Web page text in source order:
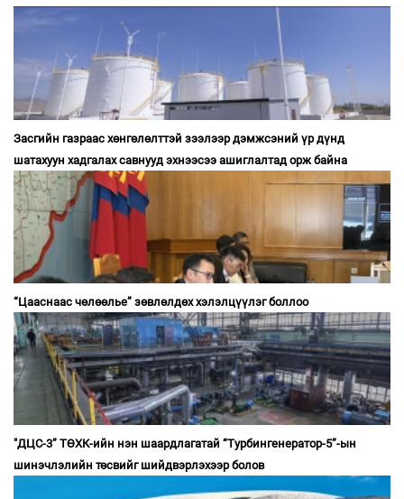
Засгийн газраас хөнгөлөлттэй зээлээр дэмжсэний үр дүнд
шатахуун хадгалах савнууд эхнээсээ ашиглалтад орж байна
“Цааснаас чөлөөлье” зөвлөлдөх хэлэлцүүлэг боллоо
"ДЦС-3” ТӨХК-ийн нэн шаардлагатай “Турбингенератор-5”-ын
шинэчлэлийн төсвийг шийдвэрлэхээр болов